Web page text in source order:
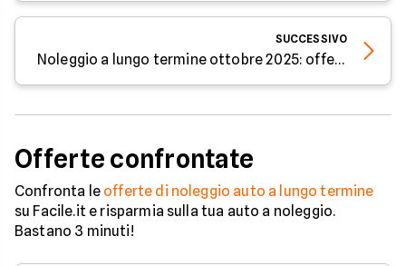
SUCCESSIVO
Noleggio a lungo termine ottobre 2025: offerte da 206€ al mese con vantaggi esclusivi
Offerte confrontate
Confronta le offerte di noleggio auto a lungo termine
su Facile.it e risparmia sulla tua auto a noleggio.
Bastano 3 minuti!